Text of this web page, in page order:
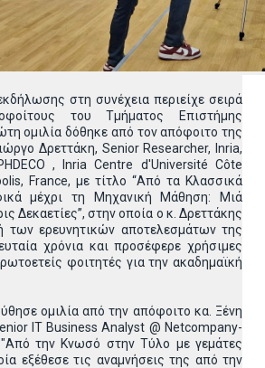
στη συνέχεια περιείχε σειρά
του Τμήματος Επιστήμης
ομιλία δόθηκε από τον απόφοιτο της
Δρεττάκη, Senior Researcher, Inria,
, Inria Centre d'Université Côte
France, με τίτλο “Από τα Κλασσικά
μέχρι τη Μηχανική Μάθηση: Μιά
Δεκαετίες”, στην οποία ο κ. Δρεττάκης
των ερευνητικών αποτελεσμάτων της
χρόνια και προσέφερε χρήσιμες
φοιτητές για την ακαδημαϊκή
ομιλία από την απόφοιτο κα. Ξένη
IT Business Analyst @ Netcompany-
την Κνωσό στην Τύλο με γεμάτες
εξέθεσε τις αναμνήσεις της από την